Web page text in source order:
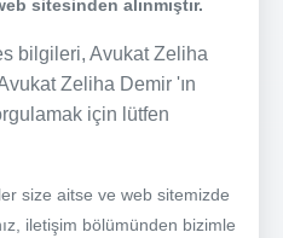
sitesinden alınmıştır.
bilgileri, Avukat Zeliha
Zeliha Demir 'ın
için lütfen
size aitse ve web sitemizde
iletişim bölümünden bizimle